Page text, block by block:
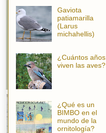
Gaviota
patiamarilla
(Larus
michahellis)
¿Cuántos años
viven las aves?
¿Qué es un
BIMBO en el
mundo de la
ornitología?